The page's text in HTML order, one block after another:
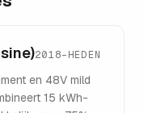
2018–HEDEN
en 48V mild
15 kWh-